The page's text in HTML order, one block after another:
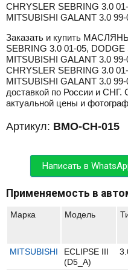
CHRYSLER SEBRING 3.0
MITSUBISHI GALANT 3.0
Заказать и купить
SEBRING 3.0 01-05, DODGE
MITSUBISHI GALANT 3.0
CHRYSLER SEBRING 3.0
MITSUBISHI GALANT 3.0
доставкой по России и СНГ.
актуальной цены и
Артикул: BMO-CH-015
Написать в
Применяемость в
Марка Модель
MITSUBISHI
ECLIPSE III
(D5_A)